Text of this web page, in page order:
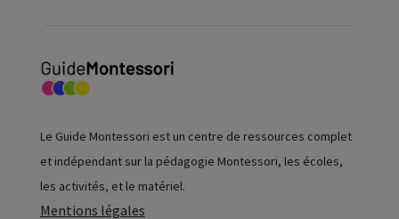
Le Guide Montessori est un centre de ressources complet
et indépendant sur la pédagogie Montessori, les écoles,
les activités, et le matériel.
Mentions légales